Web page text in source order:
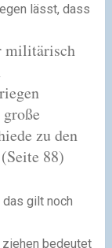
lässt, dass
militärisch
zu den
(Seite 88)
gilt noch
bedeutet